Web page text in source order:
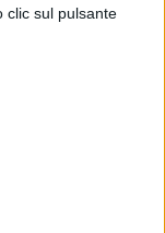
clic sul pulsante